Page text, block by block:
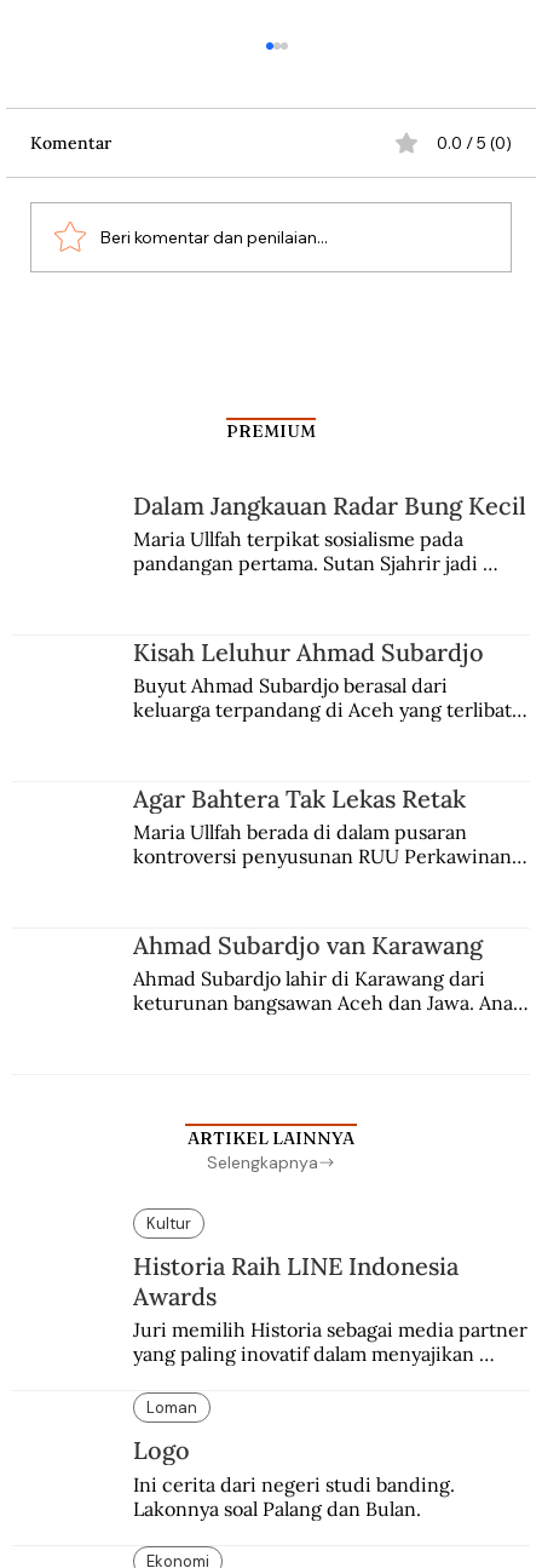
Komentar 0.0 / 5 (0)
Beri komentar dan penilaian...
PREMIUM
Dalam Jangkauan Radar Bung Kecil
Maria Ullfah terpikat sosialisme pada
pandangan pertama. Sutan Sjahrir jadi
Kisah Leluhur Ahmad Subardjo
Buyut Ahmad Subardjo berasal dari
keluarga terpandang di Aceh yang terlibat
Agar Bahtera Tak Lekas Retak
Maria Ullfah berada di dalam pusaran
kontroversi penyusunan RUU Perkawinan.
Ahmad Subardjo van Karawang
Ahmad Subardjo lahir di Karawang dari
keturunan bangsawan Aceh dan Jawa. Anak
ARTIKEL LAINNYA
Selengkapnya
Kultur
Historia Raih LINE Indonesia
Awards
Juri memilih Historia sebagai media partner
yang paling inovatif dalam menyajikan
Loman
Logo
Ini cerita dari negeri studi banding.
Lakonnya soal Palang dan Bulan.
Ekonomi